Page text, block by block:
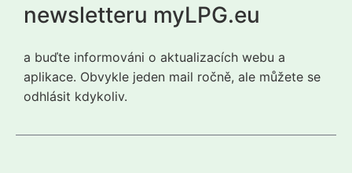
newsletteru myLPG.eu
a buďte informováni o aktualizacích webu a
aplikace. Obvykle jeden mail ročně, ale můžete se
odhlásit kdykoliv.